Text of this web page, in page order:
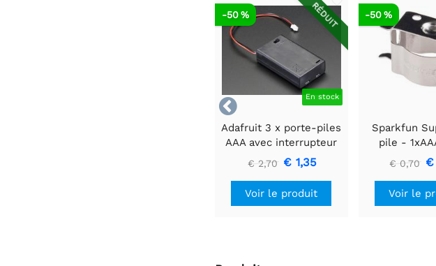

RÉDUIT
En stock
-50 %
Adafruit 3 x porte-piles
AAA avec interrupteur
marche/arrêt et JST 2
broches
€ 2,70 € 1,35
Voir le produit
-50 %
Sparkfun
pile -
€ 0,70 €
Voir le